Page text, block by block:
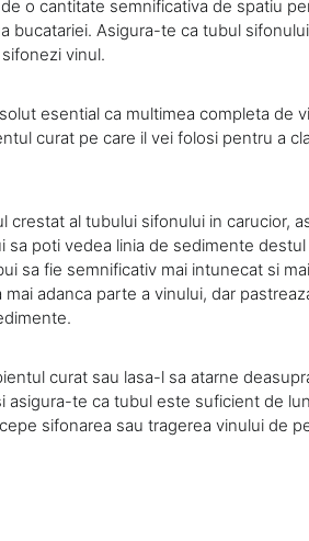
o cantitate semnificativa de spatiu
bucatariei. Asigura-te ca tubul
vinul.
esential ca multimea completa de
curat pe care il vei folosi pentru a
crestat al tubului sifonului in carucior,
poti vedea linia de sedimente
sa fie semnificativ mai intunecat si
adanca parte a vinului, dar
curat sau lasa-l sa atarne
asigura-te ca tubul este suficient de
sifonarea sau tragerea vinului de